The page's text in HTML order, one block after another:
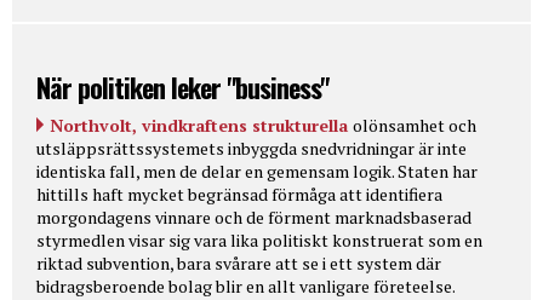
När politiken leker "business"
Northvolt, vindkraftens strukturella olönsamhet och
utsläppsrättssystemets inbyggda snedvridningar är inte
identiska fall, men de delar en gemensam logik. Staten har
hittills haft mycket begränsad förmåga att identifiera
morgondagens vinnare och de förment marknadsbaserad
styrmedlen visar sig vara lika politiskt konstruerat som en
riktad subvention, bara svårare att se i ett system där
bidragsberoende bolag blir en allt vanligare företeelse.